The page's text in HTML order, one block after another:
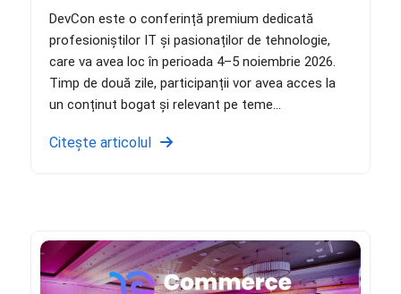
DevCon este o conferință premium dedicată
profesioniștilor IT și pasionaților de tehnologie,
care va avea loc în perioada 4–5 noiembrie 2026.
Timp de două zile, participanții vor avea acces la
un conținut bogat și relevant pe teme...
Citește articolul